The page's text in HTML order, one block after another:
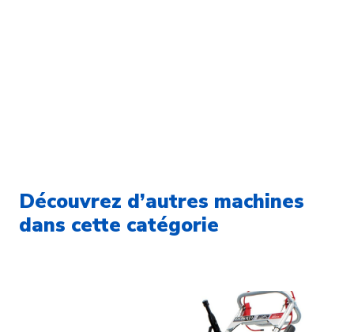
Découvrez d’autres machines
dans cette catégorie